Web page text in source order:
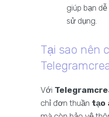
giúp bạn
sử dụng.
Tại sao nên
Với
chỉ đơn thuần tạo